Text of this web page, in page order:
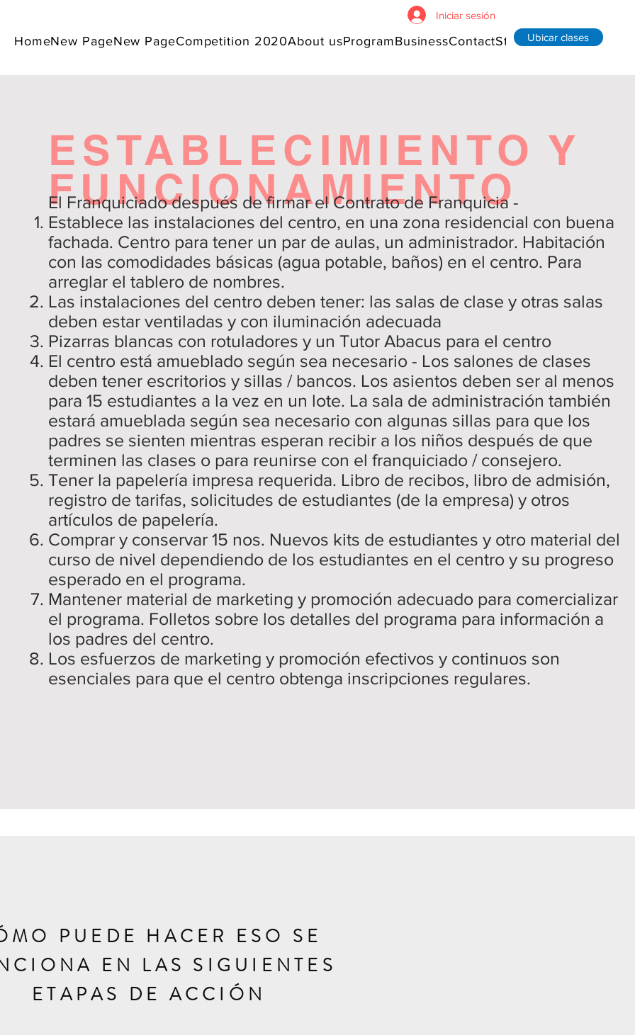
HomeNew PageNew PageCompetition 2020About usProgramBusinessContactStoreForumMembers
Ubicar clases
Iniciar sesión
ESTABLECIMIENTO Y
FUNCIONAMIENTO
El Franquiciado después de firmar el Contrato de Franquicia -
Establece las instalaciones del centro, en una zona residencial con buena
fachada. Centro para tener un par de aulas, un administrador. Habitación
con las comodidades básicas (agua potable, baños) en el centro. Para
arreglar el tablero de nombres.
Las instalaciones del centro deben tener: las salas de clase y otras salas
deben estar ventiladas y con iluminación adecuada
Pizarras blancas con rotuladores y un Tutor Abacus para el centro
El centro está amueblado según sea necesario - Los salones de clases
deben tener escritorios y sillas / bancos. Los asientos deben ser al menos
para 15 estudiantes a la vez en un lote. La sala de administración también
estará amueblada según sea necesario con algunas sillas para que los
padres se sienten mientras esperan recibir a los niños después de que
terminen las clases o para reunirse con el franquiciado / consejero.
Tener la papelería impresa requerida. Libro de recibos, libro de admisión,
registro de tarifas, solicitudes de estudiantes (de la empresa) y otros
artículos de papelería.
Comprar y conservar 15 nos. Nuevos kits de estudiantes y otro material del
curso de nivel dependiendo de los estudiantes en el centro y su progreso
esperado en el programa.
Mantener material de marketing y promoción adecuado para comercializar
el programa. Folletos sobre los detalles del programa para información a
los padres del centro.
Los esfuerzos de marketing y promoción efectivos y continuos son
esenciales para que el centro obtenga inscripciones regulares.
PUEDE HACER ESO SE
EN LAS SIGUIENTES
ETAPAS DE ACCIÓN